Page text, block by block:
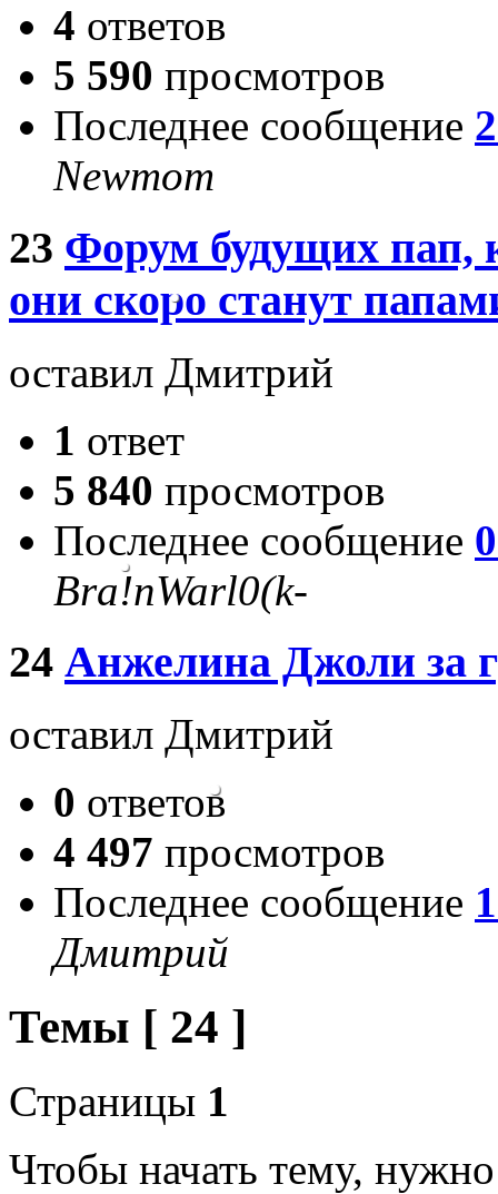
4 ответов
5 590 просмотров
Последнее сообщение
Newmom
23 Форум будущих пап,
они скоро станут
оставил Дмитрий
1 ответ
5 840 просмотров
Последнее сообщение
Bra!nWarl0(k-
24 Анжелина Джоли за
оставил Дмитрий
0 ответов
4 497 просмотров
Последнее сообщение
Дмитрий
Темы [ 24 ]
Страницы 1
Чтобы начать тему,